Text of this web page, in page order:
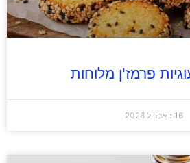
פרמז'ן מלוחות
16 באפריל 2026